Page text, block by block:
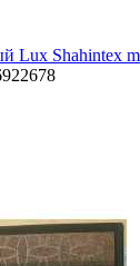
Lux Shahintex